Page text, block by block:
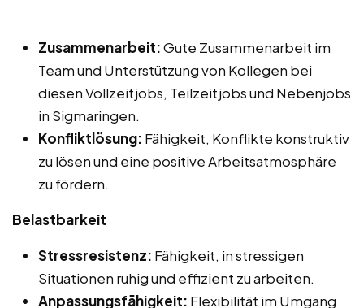
Zusammenarbeit:Gute Zusammenarbeit im
Team und Unterstützung von Kollegen bei
diesen Vollzeitjobs, Teilzeitjobs und Nebenjobs
in Sigmaringen.
Konfliktlösung: Fähigkeit, Konflikte konstruktiv
zu lösen und eine positive Arbeitsatmosphäre
zu fördern.
Belastbarkeit
Stressresistenz: Fähigkeit, in stressigen
Situationen ruhig und effizient zu arbeiten.
Anpassungsfähigkeit: Flexibilität im Umgang